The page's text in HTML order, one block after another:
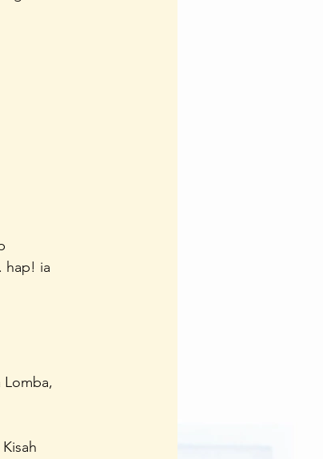
hap! ia
Lomba,